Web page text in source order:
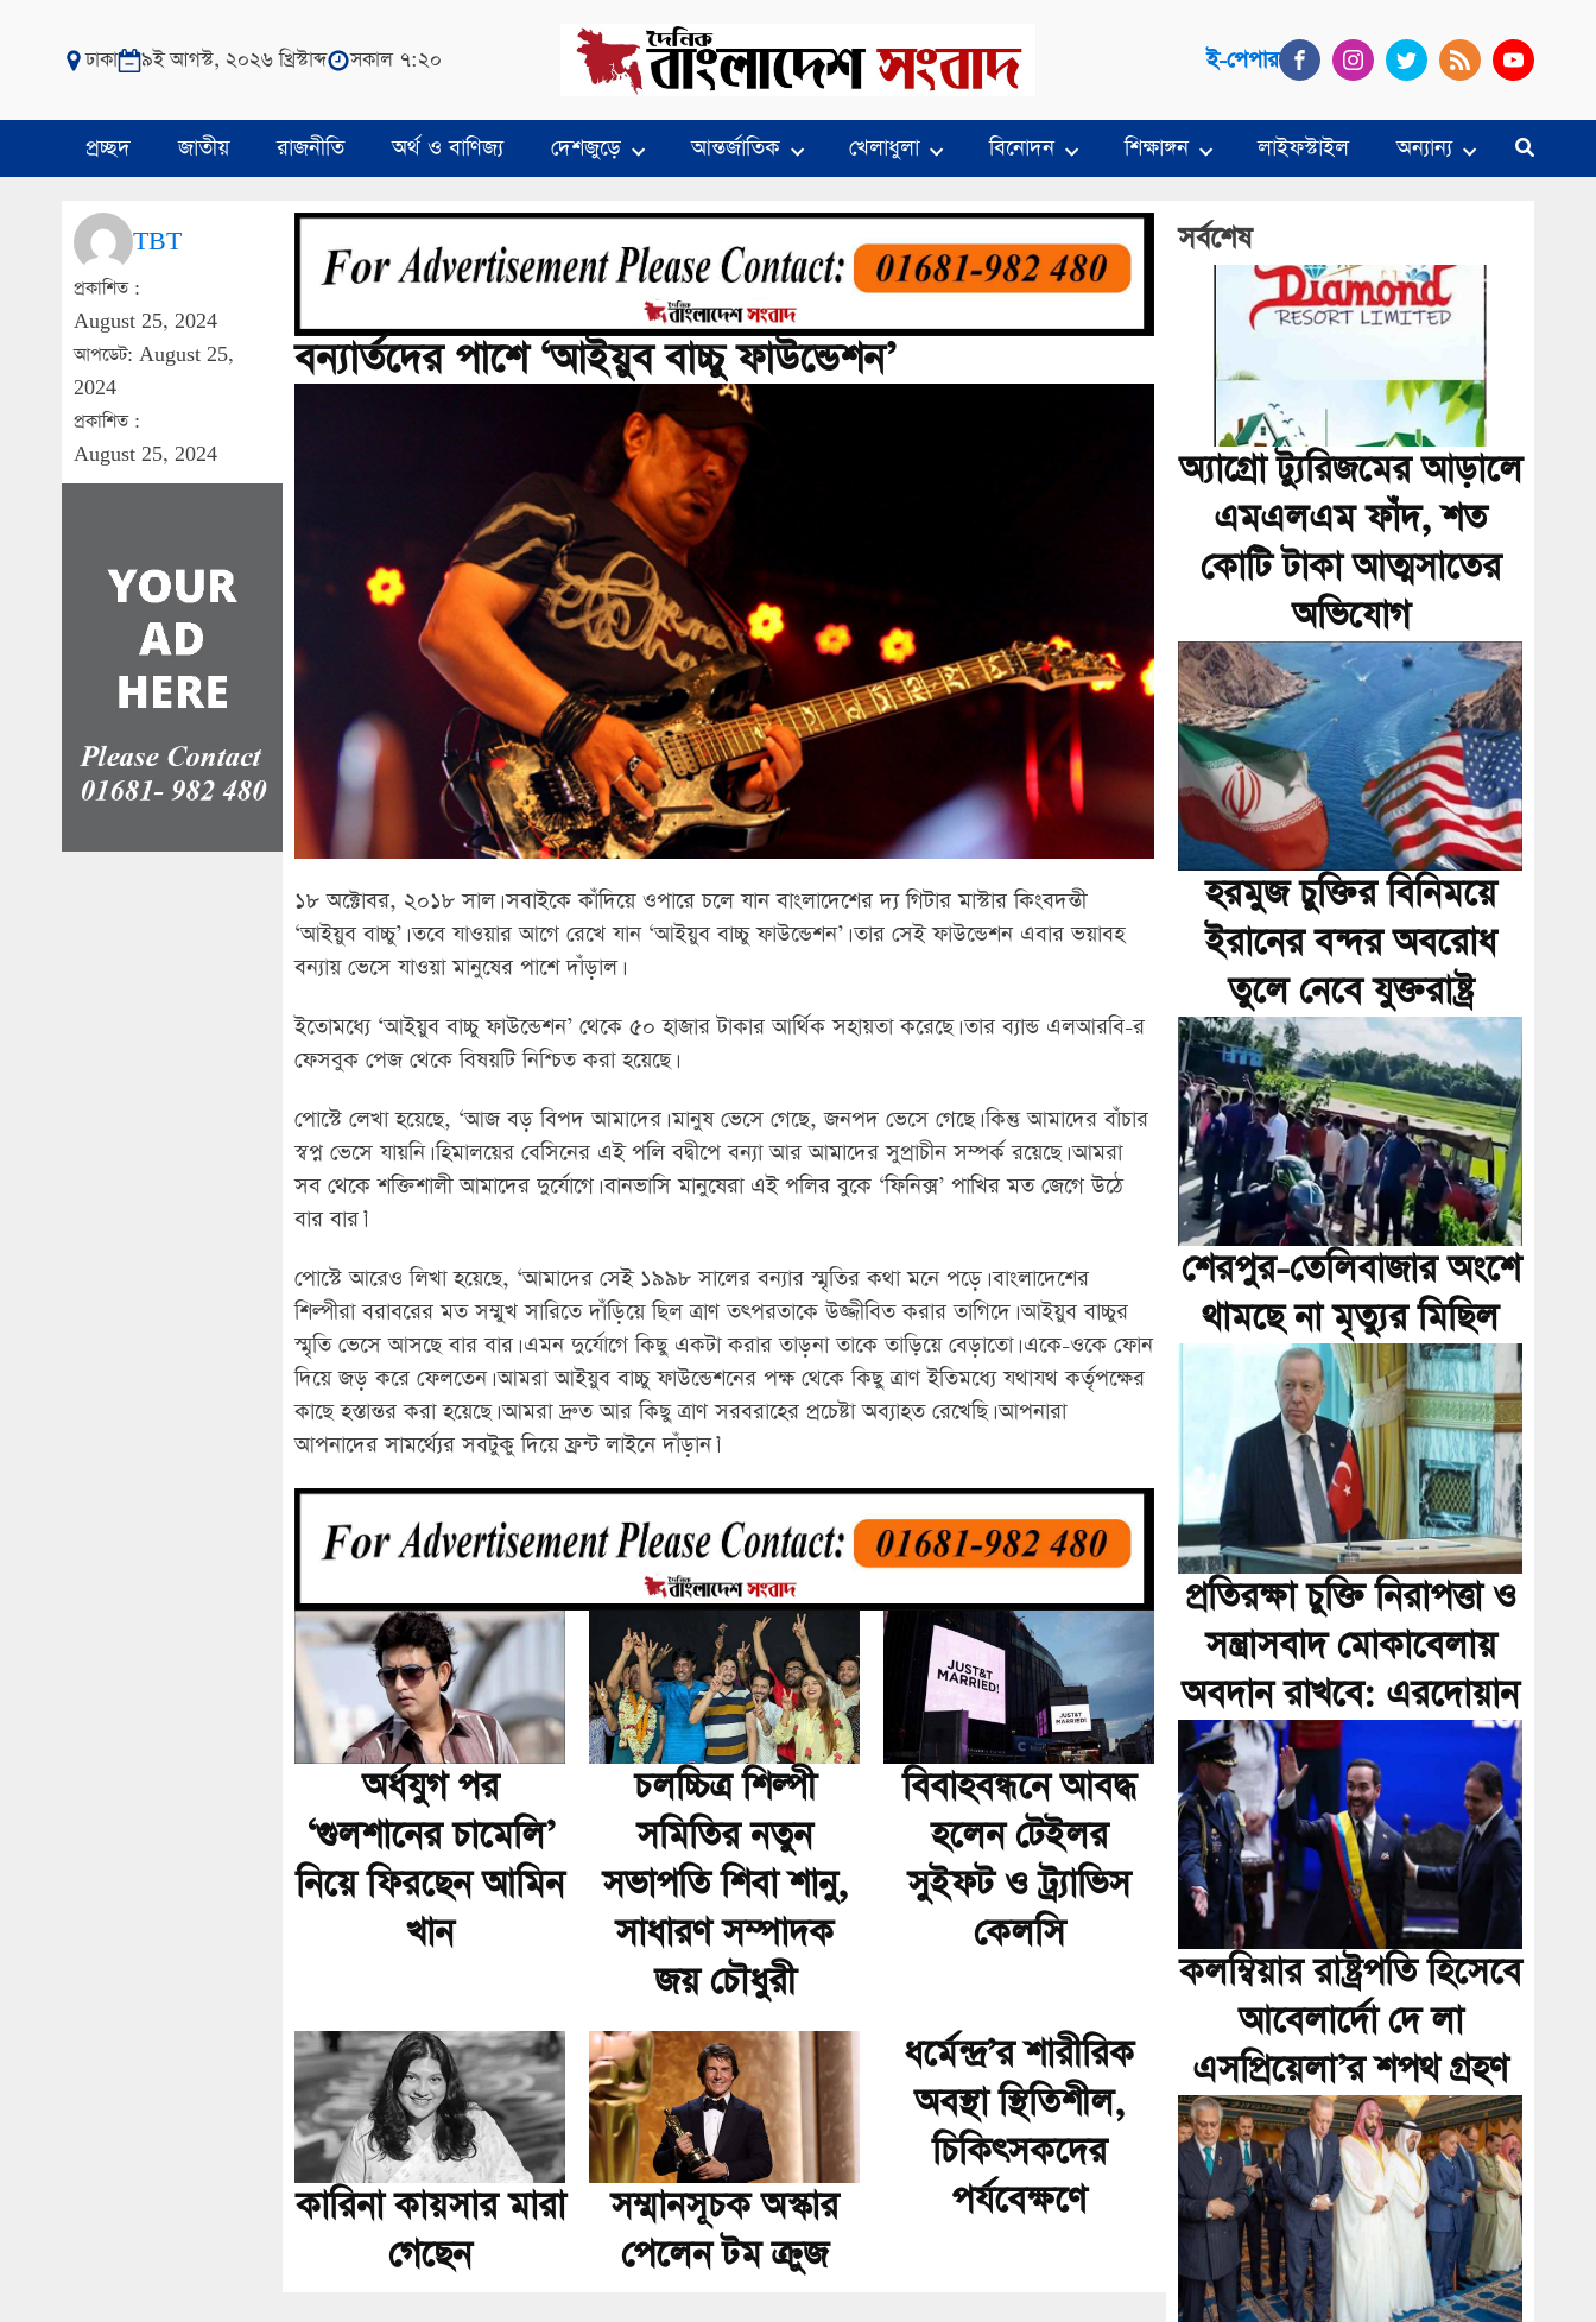
ঢাকা ৯ই আগস্ট, ২০২৬ খ্রিস্টাব্দ সকাল ৭:২০ ই-পেপার
প্রচ্ছদ জাতীয় রাজনীতি অর্থ ও বাণিজ্য দেশজুড়ে আন্তর্জাতিক খেলাধুলা বিনোদন শিক্ষাঙ্গন লাইফস্টাইল অন্যান্য
TBT
প্রকাশিত :
August 25, 2024
আপডেট: August 25,
2024
প্রকাশিত :
August 25, 2024
বন্যার্তদের পাশে ‘আইয়ুব বাচ্চু ফাউন্ডেশন’
১৮ অক্টোবর, ২০১৮ সাল। সবাইকে কাঁদিয়ে ওপারে চলে যান বাংলাদেশের দ্য গিটার মাস্টার কিংবদন্তী
‘আইয়ুব বাচ্চু’। তবে যাওয়ার আগে রেখে যান ‘আইয়ুব বাচ্চু ফাউন্ডেশন’। তার সেই ফাউন্ডেশন এবার ভয়াবহ
বন্যায় ভেসে যাওয়া মানুষের পাশে দাঁড়াল।
ইতোমধ্যে ‘আইয়ুব বাচ্চু ফাউন্ডেশন’ থেকে ৫০ হাজার টাকার আর্থিক সহায়তা করেছে। তার ব্যান্ড এলআরবি-র
ফেসবুক পেজ থেকে বিষয়টি নিশ্চিত করা হয়েছে।
পোস্টে লেখা হয়েছে, ‘আজ বড় বিপদ আমাদের। মানুষ ভেসে গেছে, জনপদ ভেসে গেছে। কিন্তু আমাদের বাঁচার
স্বপ্ন ভেসে যায়নি। হিমালয়ের বেসিনের এই পলি বদ্বীপে বন্যা আর আমাদের সুপ্রাচীন সম্পর্ক রয়েছে। আমরা
সব থেকে শক্তিশালী আমাদের দুর্যোগে। বানভাসি মানুষেরা এই পলির বুকে ‘ফিনিক্স’ পাখির মত জেগে উঠে
বার বার।’
পোস্টে আরেও লিখা হয়েছে, ‘আমাদের সেই ১৯৯৮ সালের বন্যার স্মৃতির কথা মনে পড়ে। বাংলাদেশের
শিল্পীরা বরাবরের মত সম্মুখ সারিতে দাঁড়িয়ে ছিল ত্রাণ তৎপরতাকে উজ্জীবিত করার তাগিদে। আইয়ুব বাচ্চুর
স্মৃতি ভেসে আসছে বার বার। এমন দুর্যোগে কিছু একটা করার তাড়না তাকে তাড়িয়ে বেড়াতো। একে-ওকে ফোন
দিয়ে জড় করে ফেলতেন। আমরা আইয়ুব বাচ্চু ফাউন্ডেশনের পক্ষ থেকে কিছু ত্রাণ ইতিমধ্যে যথাযথ কর্তৃপক্ষের
কাছে হস্তান্তর করা হয়েছে। আমরা দ্রুত আর কিছু ত্রাণ সরবরাহের প্রচেষ্টা অব্যাহত রেখেছি। আপনারা
আপনাদের সামর্থ্যের সবটুকু দিয়ে ফ্রন্ট লাইনে দাঁড়ান।’
অর্ধযুগ পর
‘গুলশানের চামেলি’
নিয়ে ফিরছেন আমিন
খান
চলচ্চিত্র শিল্পী
সমিতির নতুন
সভাপতি শিবা শানু,
সাধারণ সম্পাদক
জয় চৌধুরী
বিবাহবন্ধনে আবদ্ধ
হলেন টেইলর
সুইফট ও ট্র্যাভিস
কেলসি
কারিনা কায়সার মারা
গেছেন
সম্মানসূচক অস্কার
পেলেন টম ক্রুজ
ধর্মেন্দ্র’র শারীরিক
অবস্থা স্থিতিশীল,
চিকিৎসকদের
পর্যবেক্ষণে
সর্বশেষ
অ্যাগ্রো ট্যুরিজমের আড়ালে
এমএলএম ফাঁদ, শত
কোটি টাকা আত্মসাতের
অভিযোগ
হরমুজ চুক্তির বিনিময়ে
ইরানের বন্দর অবরোধ
তুলে নেবে যুক্তরাষ্ট্র
শেরপুর-তেলিবাজার অংশে
থামছে না মৃত্যুর মিছিল
প্রতিরক্ষা চুক্তি নিরাপত্তা ও
সন্ত্রাসবাদ মোকাবেলায়
অবদান রাখবে: এরদোয়ান
কলম্বিয়ার রাষ্ট্রপতি হিসেবে
আবেলার্দো দে লা
এসপ্রিয়েলা’র শপথ গ্রহণ